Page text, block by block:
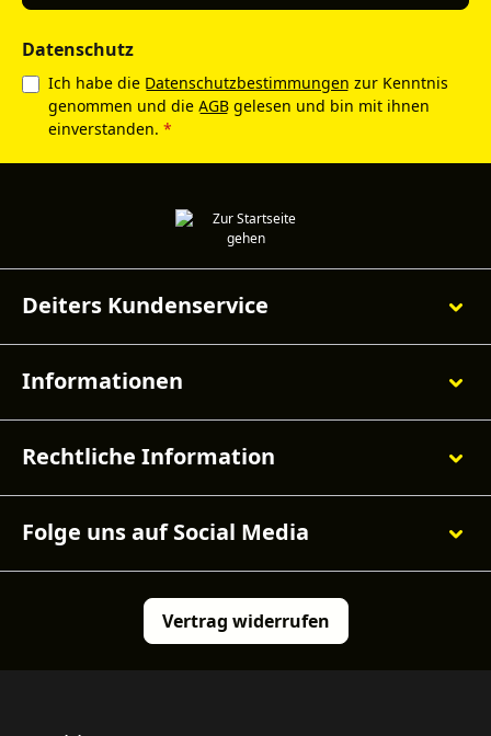
Datenschutz
Ich habe die Datenschutzbestimmungen zur Kenntnis
genommen und die AGB gelesen und bin mit ihnen
einverstanden. *
Deiters Kundenservice
Informationen
Rechtliche Information
Folge uns auf Social Media
Vertrag widerrufen